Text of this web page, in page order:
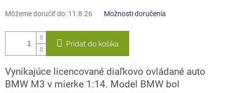
Môžeme doručiť do: 11.8.26 Možnosti doručenia
Pridať do košíka
Vynikajúce licencované diaľkovo ovládané auto
BMW M3 v mierke 1:14. Model BMW bol